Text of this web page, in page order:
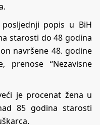
popis u BiH
starosti do 48 godina
navršene 48. godine
prenose “Nezavisne
je procenat žena u
85 godina starosti